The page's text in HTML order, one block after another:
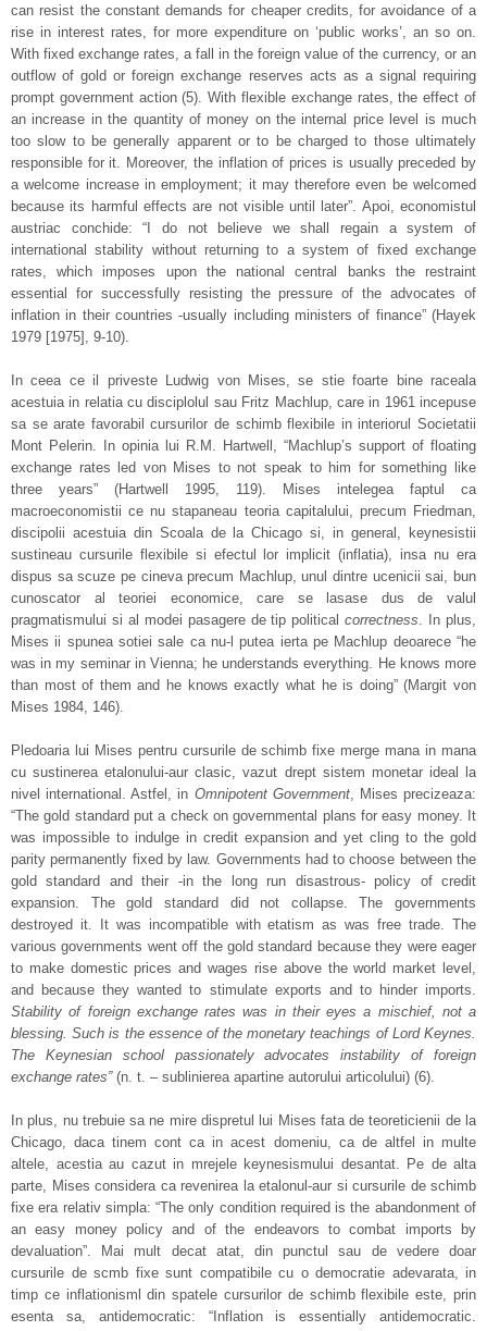
can resist the constant demands for cheaper credits, for avoidance of a
rise in interest rates, for more expenditure on ‘public works’, an so on.
With fixed exchange rates, a fall in the foreign value of the currency, or an
outflow of gold or foreign exchange reserves acts as a signal requiring
prompt government action (5). With flexible exchange rates, the effect of
an increase in the quantity of money on the internal price level is much
too slow to be generally apparent or to be charged to those ultimately
responsible for it. Moreover, the inflation of prices is usually preceded by
a welcome increase in employment; it may therefore even be welcomed
because its harmful effects are not visible until later”. Apoi, economistul
austriac conchide: “I do not believe we shall regain a system of
international stability without returning to a system of fixed exchange
rates, which imposes upon the national central banks the restraint
essential for successfully resisting the pressure of the advocates of
inflation in their countries -usually including ministers of finance” (Hayek
1979 [1975], 9-10).
In ceea ce il priveste Ludwig von Mises, se stie foarte bine raceala
acestuia in relatia cu disciplolul sau Fritz Machlup, care in 1961 incepuse
sa se arate favorabil cursurilor de schimb flexibile in interiorul Societatii
Mont Pelerin. In opinia lui R.M. Hartwell, “Machlup’s support of floating
exchange rates led von Mises to not speak to him for something like
three years” (Hartwell 1995, 119). Mises intelegea faptul ca
macroeconomistii ce nu stapaneau teoria capitalului, precum Friedman,
discipolii acestuia din Scoala de la Chicago si, in general, keynesistii
sustineau cursurile flexibile si efectul lor implicit (inflatia), insa nu era
dispus sa scuze pe cineva precum Machlup, unul dintre ucenicii sai, bun
cunoscator al teoriei economice, care se lasase dus de valul
pragmatismului si al modei pasagere de tip politicalcorrectness. In plus,
Mises ii spunea sotiei sale ca nu-l putea ierta pe Machlup deoarece “he
was in my seminar in Vienna; he understands everything. He knows more
than most of them and he knows exactly what he is doing” (Margit von
Mises 1984, 146).
Pledoaria lui Mises pentru cursurile de schimb fixe merge mana in mana
cu sustinerea etalonului-aur clasic, vazut drept sistem monetar ideal la
nivel international. Astfel, in Omnipotent Government, Mises precizeaza:
“The gold standard put a check on governmental plans for easy money. It
was impossible to indulge in credit expansion and yet cling to the gold
parity permanently fixed by law. Governments had to choose between the
gold standard and their -in the long run disastrous- policy of credit
expansion. The gold standard did not collapse. The governments
destroyed it. It was incompatible with etatism as was free trade. The
various governments went off the gold standard because they were eager
to make domestic prices and wages rise above the world market level,
and because they wanted to stimulate exports and to hinder imports.
Stability of foreign exchange rates was in their eyes a mischief, not a
blessing. Such is the essence of the monetary teachings of Lord Keynes.
The Keynesian school passionately advocates instability of foreign
exchange rates”(n. t. – sublinierea apartine autorului articolului) (6).
In plus, nu trebuie sa ne mire dispretul lui Mises fata de teoreticienii de la
Chicago, daca tinem cont ca in acest domeniu, ca de altfel in multe
altele, acestia au cazut in mrejele keynesismului desantat. Pe de alta
parte, Mises considera ca revenirea la etalonul-aur si cursurile de schimb
fixe era relativ simpla: “The only condition required is the abandonment of
an easy money policy and of the endeavors to combat imports by
devaluation”. Mai mult decat atat, din punctul sau de vedere doar
cursurile de scmb fixe sunt compatibile cu o democratie adevarata, in
timp ce inflationisml din spatele cursurilor de schimb flexibile este, prin
esenta sa, antidemocratic: “Inflation is essentially antidemocratic.